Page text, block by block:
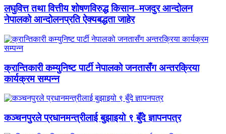
लघुवित्त तथा वित्तीय शोषणविरुद्ध किसान–मजदुर आन्दोलन
नेपालको आन्दोलनप्रति ऐक्यबद्धता जाहेर
क्रान्तिकारी कम्युनिष्ट पार्टी नेपालको जनतासँग अन्तरक्रिया
कार्यक्रम सम्पन्न
कञ्चनपुरले प्रधानमन्त्रीलाई बुझाइयो ९ बुँदे ज्ञापनपत्र